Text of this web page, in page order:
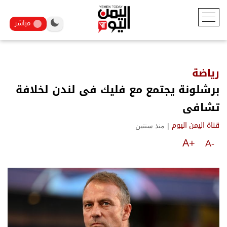
مباشر
رياضة
برشلونة يجتمع مع فليك فى لندن لخلافة
تشافى
قناة اليمن اليوم | منذ سنتين
A-
A+